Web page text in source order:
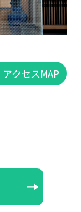
アクセスMAP